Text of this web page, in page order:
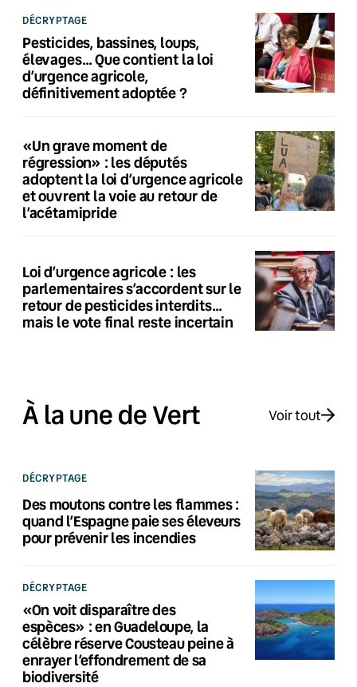
DÉCRYPTAGE
Pesticides, bassines, loups,
élevages… Que contient la loi
d’urgence agricole,
définitivement adoptée ?
«Un grave moment de
régression» : les députés
adoptent la loi d’urgence agricole
et ouvrent la voie au retour de
l’acétamipride
Loi d’urgence agricole : les
parlementaires s’accordent sur le
retour de pesticides interdits…
mais le vote final reste incertain
À la une de Vert Voir tout
DÉCRYPTAGE
Des moutons contre les flammes :
quand l’Espagne paie ses éleveurs
pour prévenir les incendies
DÉCRYPTAGE
«On voit disparaître des
espèces» : en Guadeloupe, la
célèbre réserve Cousteau peine à
enrayer l’effondrement de sa
biodiversité